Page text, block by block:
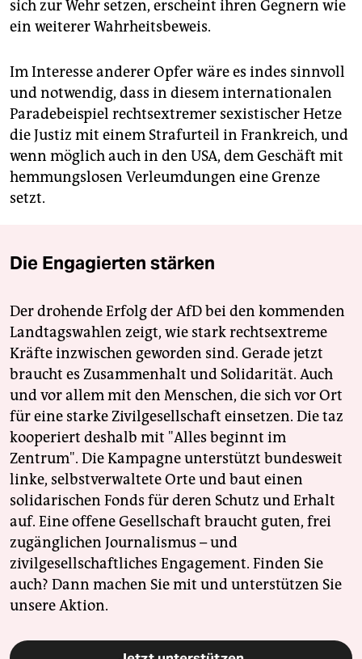
sich zur Wehr setzen, erscheint ihren Gegnern wie
ein weiterer Wahrheitsbeweis.
Im Interesse anderer Opfer wäre es indes sinnvoll
und notwendig, dass in diesem internationalen
Paradebeispiel rechtsextremer sexistischer Hetze
die Justiz mit einem Strafurteil in Frankreich, und
wenn möglich auch in den USA, dem Geschäft mit
hemmungslosen Verleumdungen eine Grenze
setzt.
Die Engagierten stärken
Der drohende Erfolg der AfD bei den kommenden
Landtagswahlen zeigt, wie stark rechtsextreme
Kräfte inzwischen geworden sind. Gerade jetzt
braucht es Zusammenhalt und Solidarität. Auch
und vor allem mit den Menschen, die sich vor Ort
für eine starke Zivilgesellschaft einsetzen. Die taz
kooperiert deshalb mit "Alles beginnt im
Zentrum". Die Kampagne unterstützt bundesweit
linke, selbstverwaltete Orte und baut einen
solidarischen Fonds für deren Schutz und Erhalt
auf. Eine offene Gesellschaft braucht guten, frei
zugänglichen Journalismus – und
zivilgesellschaftliches Engagement. Finden Sie
auch? Dann machen Sie mit und unterstützen Sie
unsere Aktion.